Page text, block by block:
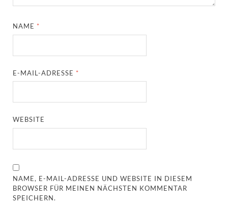
NAME *
E-MAIL-ADRESSE *
WEBSITE
NAME, E-MAIL-ADRESSE UND WEBSITE IN DIESEM
BROWSER FÜR MEINEN NÄCHSTEN KOMMENTAR
SPEICHERN.